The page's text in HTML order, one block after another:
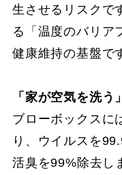
生させるリスクで
る「温度のバリア
健康維持の基盤で
「家が空気を洗う
ブローボックスに
り、ウイルスを
活臭を99%除去し